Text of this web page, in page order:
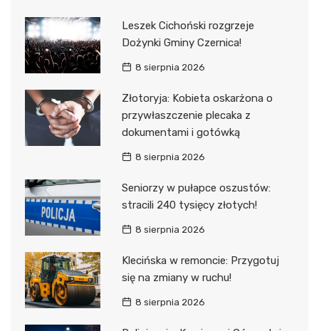
Leszek Cichoński rozgrzeje
Dożynki Gminy Czernica!
8 sierpnia 2026
Złotoryja: Kobieta oskarżona o
przywłaszczenie plecaka z
dokumentami i gotówką
8 sierpnia 2026
Seniorzy w pułapce oszustów:
stracili 240 tysięcy złotych!
8 sierpnia 2026
Klecińska w remoncie: Przygotuj
się na zmiany w ruchu!
8 sierpnia 2026